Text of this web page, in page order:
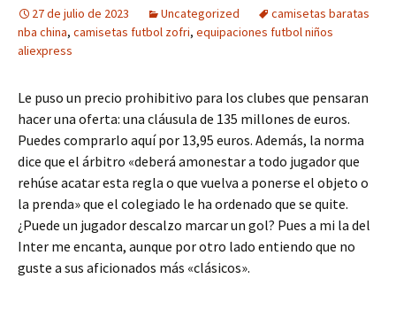
27 de julio de 2023 Uncategorized
camisetas baratas
nba china, camisetas futbol zofri, equipaciones futbol niños
aliexpress
Le puso un precio prohibitivo para los clubes que pensaran
hacer una oferta: una cláusula de 135 millones de euros.
Puedes comprarlo aquí por 13,95 euros. Además, la norma
dice que el árbitro «deberá amonestar a todo jugador que
rehúse acatar esta regla o que vuelva a ponerse el objeto o
la prenda» que el colegiado le ha ordenado que se quite.
¿Puede un jugador descalzo marcar un gol? Pues a mi la del
Inter me encanta, aunque por otro lado entiendo que no
guste a sus aficionados más «clásicos».